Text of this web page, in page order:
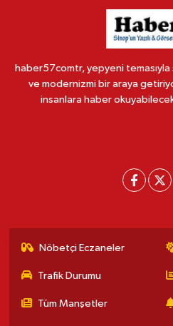
haber57comtr, yepyeni
ve modernizmi bir araya
insanlara haber
Nöbetçi Eczaneler
Trafik Durumu
Tüm Manşetler